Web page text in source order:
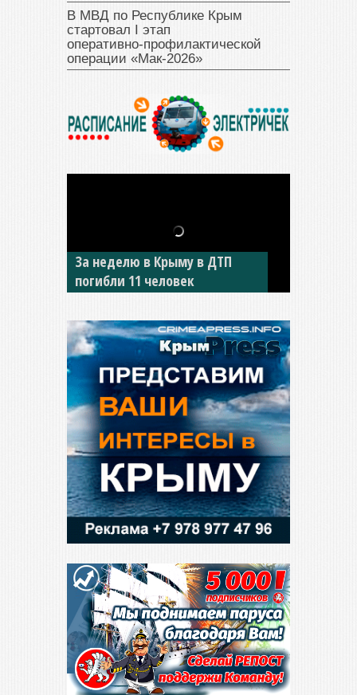
В МВД по Республике Крым
стартовал I этап
оперативно‑профилактической
операции «Мак‑2026»
В Джанкое водитель ВАЗа
сбил двух детей на «зебре»